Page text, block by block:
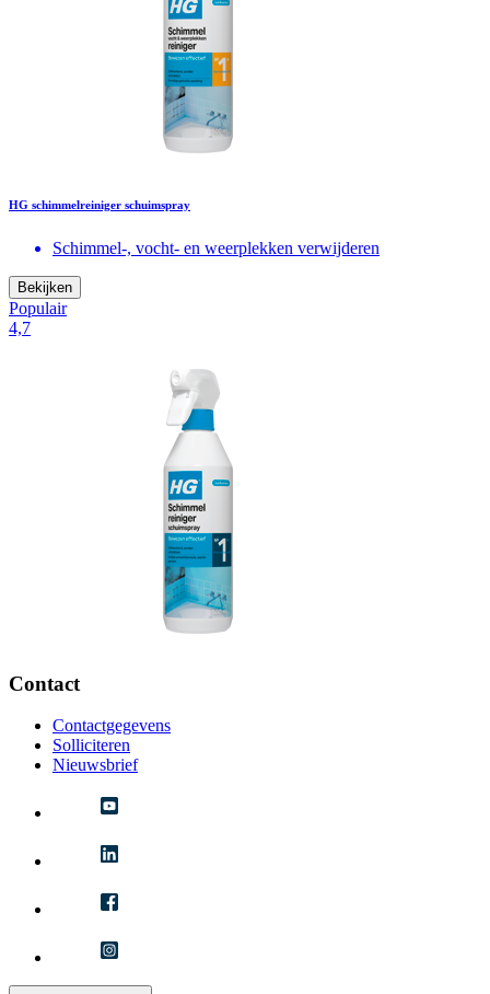
HG schimmelreiniger schuimspray
Schimmel-, vocht- en weerplekken verwijderen
Bekijken
Populair
4,7
Contact
Contactgegevens
Solliciteren
Nieuwsbrief